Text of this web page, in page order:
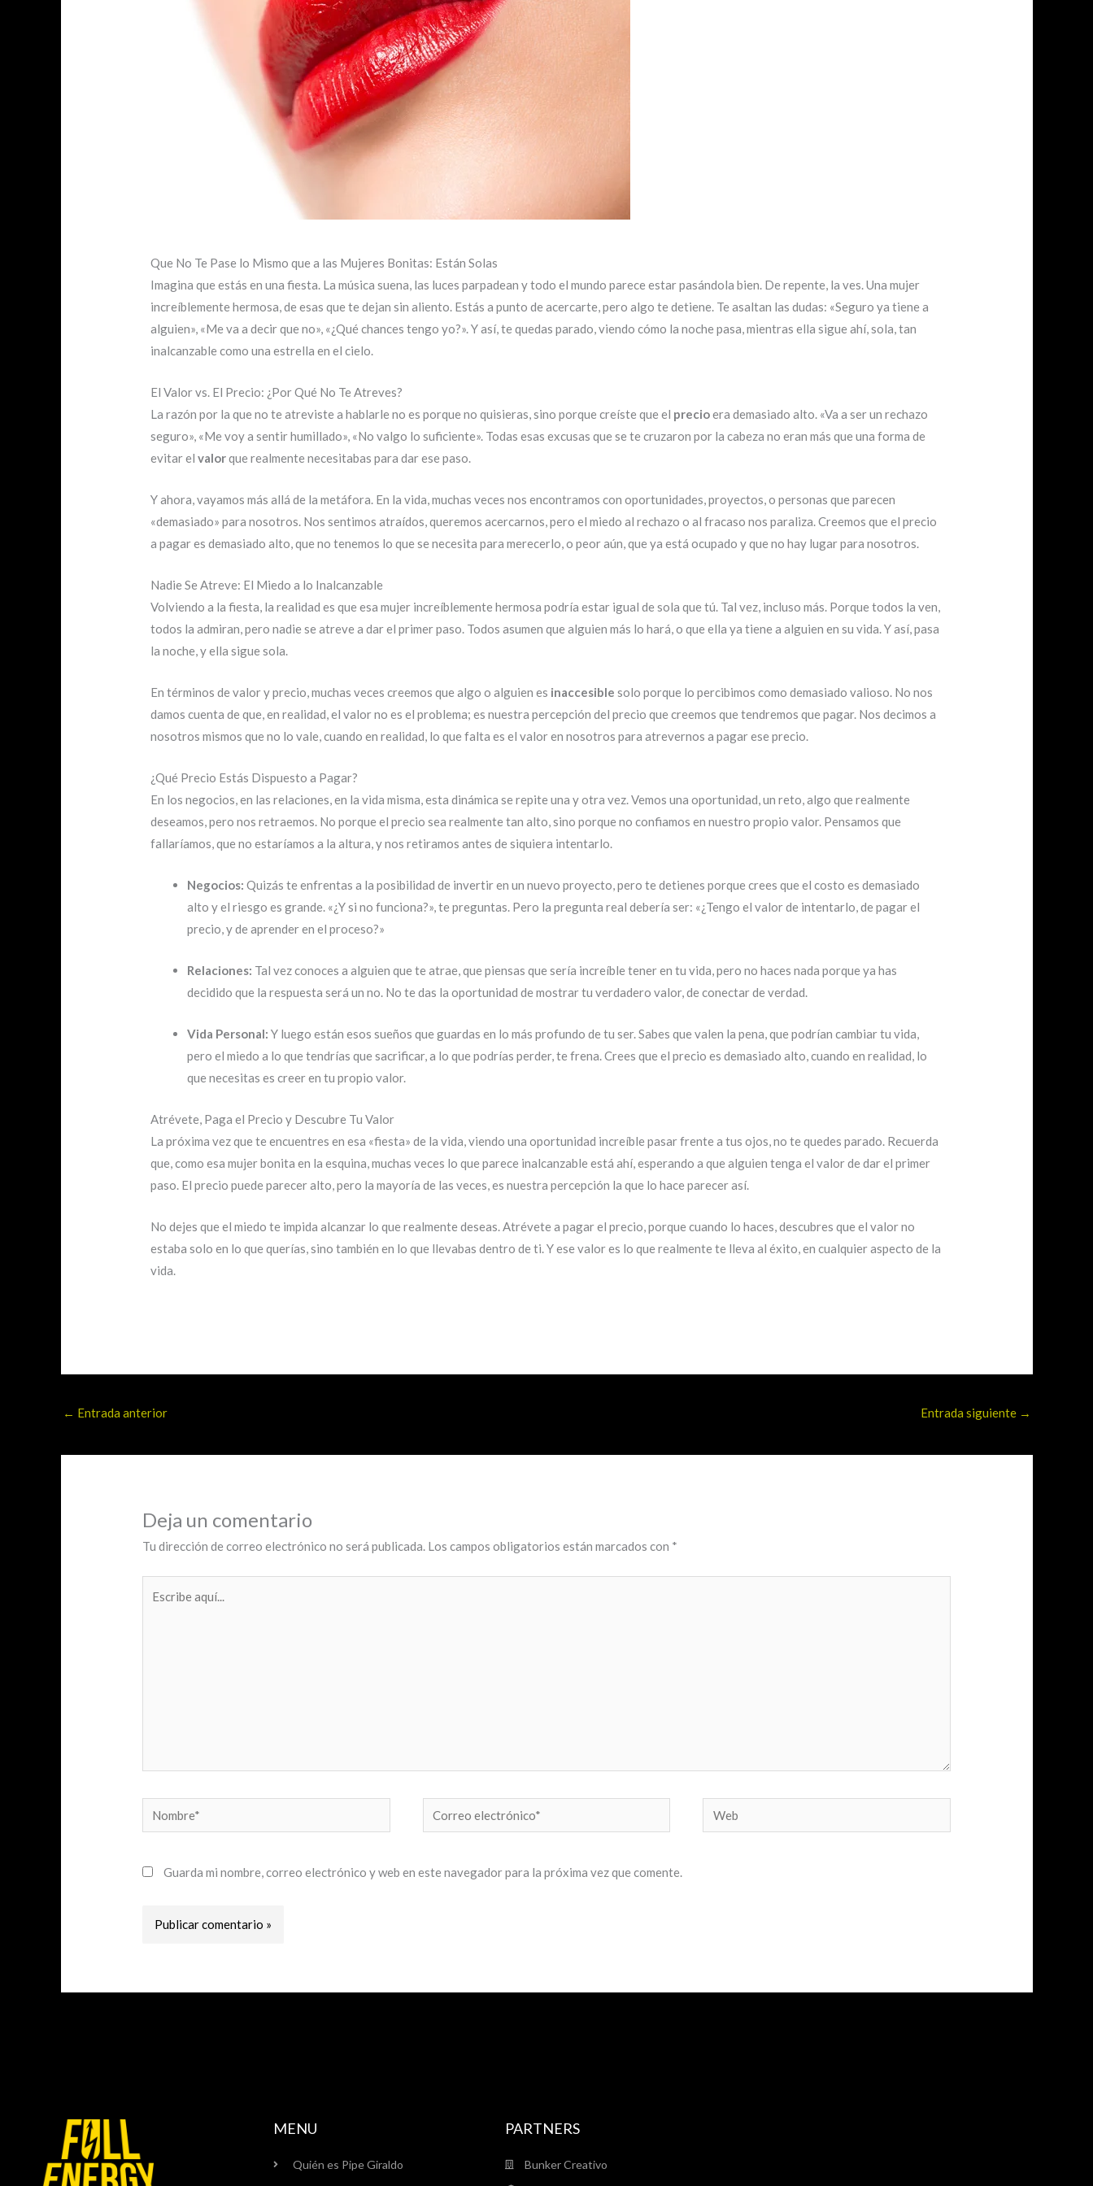
Que No Te Pase lo Mismo que a las Mujeres Bonitas: Están Solas
Imagina que estás en una fiesta. La música suena, las luces parpadean y todo el mundo parece estar pasándola bien. De repente, la ves. Una mujer
increíblemente hermosa, de esas que te dejan sin aliento. Estás a punto de acercarte, pero algo te detiene. Te asaltan las dudas: «Seguro ya tiene a
alguien», «Me va a decir que no», «¿Qué chances tengo yo?». Y así, te quedas parado, viendo cómo la noche pasa, mientras ella sigue ahí, sola, tan
inalcanzable como una estrella en el cielo.
El Valor vs. El Precio: ¿Por Qué No Te Atreves?
La razón por la que no te atreviste a hablarle no es porque no quisieras, sino porque creíste que el precioera demasiado alto. «Va a ser un rechazo
seguro», «Me voy a sentir humillado», «No valgo lo suficiente». Todas esas excusas que se te cruzaron por la cabeza no eran más que una forma de
evitar el valorque realmente necesitabas para dar ese paso.
Y ahora, vayamos más allá de la metáfora. En la vida, muchas veces nos encontramos con oportunidades, proyectos, o personas que parecen
«demasiado» para nosotros. Nos sentimos atraídos, queremos acercarnos, pero el miedo al rechazo o al fracaso nos paraliza. Creemos que el precio
a pagar es demasiado alto, que no tenemos lo que se necesita para merecerlo, o peor aún, que ya está ocupado y que no hay lugar para nosotros.
Nadie Se Atreve: El Miedo a lo Inalcanzable
Volviendo a la fiesta, la realidad es que esa mujer increíblemente hermosa podría estar igual de sola que tú. Tal vez, incluso más. Porque todos la ven,
todos la admiran, pero nadie se atreve a dar el primer paso. Todos asumen que alguien más lo hará, o que ella ya tiene a alguien en su vida. Y así, pasa
la noche, y ella sigue sola.
En términos de valor y precio, muchas veces creemos que algo o alguien es inaccesible solo porque lo percibimos como demasiado valioso. No nos
damos cuenta de que, en realidad, el valor no es el problema; es nuestra percepción del precio que creemos que tendremos que pagar. Nos decimos a
nosotros mismos que no lo vale, cuando en realidad, lo que falta es el valor en nosotros para atrevernos a pagar ese precio.
¿Qué Precio Estás Dispuesto a Pagar?
En los negocios, en las relaciones, en la vida misma, esta dinámica se repite una y otra vez. Vemos una oportunidad, un reto, algo que realmente
deseamos, pero nos retraemos. No porque el precio sea realmente tan alto, sino porque no confiamos en nuestro propio valor. Pensamos que
fallaríamos, que no estaríamos a la altura, y nos retiramos antes de siquiera intentarlo.
Negocios: Quizás te enfrentas a la posibilidad de invertir en un nuevo proyecto, pero te detienes porque crees que el costo es demasiado
alto y el riesgo es grande. «¿Y si no funciona?», te preguntas. Pero la pregunta real debería ser: «¿Tengo el valor de intentarlo, de pagar el
precio, y de aprender en el proceso?»
Relaciones: Tal vez conoces a alguien que te atrae, que piensas que sería increíble tener en tu vida, pero no haces nada porque ya has
decidido que la respuesta será un no. No te das la oportunidad de mostrar tu verdadero valor, de conectar de verdad.
Vida Personal: Y luego están esos sueños que guardas en lo más profundo de tu ser. Sabes que valen la pena, que podrían cambiar tu vida,
pero el miedo a lo que tendrías que sacrificar, a lo que podrías perder, te frena. Crees que el precio es demasiado alto, cuando en realidad, lo
que necesitas es creer en tu propio valor.
Atrévete, Paga el Precio y Descubre Tu Valor
La próxima vez que te encuentres en esa «fiesta» de la vida, viendo una oportunidad increíble pasar frente a tus ojos, no te quedes parado. Recuerda
que, como esa mujer bonita en la esquina, muchas veces lo que parece inalcanzable está ahí, esperando a que alguien tenga el valor de dar el primer
paso. El precio puede parecer alto, pero la mayoría de las veces, es nuestra percepción la que lo hace parecer así.
No dejes que el miedo te impida alcanzar lo que realmente deseas. Atrévete a pagar el precio, porque cuando lo haces, descubres que el valor no
estaba solo en lo que querías, sino también en lo que llevabas dentro de ti. Y ese valor es lo que realmente te lleva al éxito, en cualquier aspecto de la
vida.
← Entrada anterior Entrada siguiente →
Deja un comentario
Tu dirección de correo electrónico no será publicada. Los campos obligatorios están marcados con *
Nombre*
Correo
electrónico*
Web
Guarda mi nombre, correo electrónico y web en este navegador para la próxima vez que comente.
MENU
Quién es Pipe Giraldo
PARTNERS
Bunker Creativo